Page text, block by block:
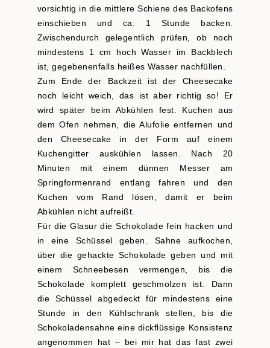
vorsichtig in die mittlere Schiene des Backofens
einschieben und ca. 1 Stunde backen.
Zwischendurch gelegentlich prüfen, ob noch
mindestens 1 cm hoch Wasser im Backblech
ist, gegebenenfalls heißes Wasser nachfüllen.
Zum Ende der Backzeit ist der Cheesecake
noch leicht weich, das ist aber richtig so! Er
wird später beim Abkühlen fest. Kuchen aus
dem Ofen nehmen, die Alufolie entfernen und
den Cheesecake in der Form auf einem
Kuchengitter auskühlen lassen. Nach 20
Minuten mit einem dünnen Messer am
Springformenrand entlang fahren und den
Kuchen vom Rand lösen, damit er beim
Abkühlen nicht aufreißt.
Für die Glasur die Schokolade fein hacken und
in eine Schüssel geben. Sahne aufkochen,
über die gehackte Schokolade geben und mit
einem Schneebesen vermengen, bis die
Schokolade komplett geschmolzen ist. Dann
die Schüssel abgedeckt für mindestens eine
Stunde in den Kühlschrank stellen, bis die
Schokoladensahne eine dickflüssige Konsistenz
angenommen hat – bei mir hat das fast zwei